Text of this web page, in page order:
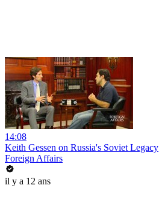
14:08
Keith Gessen on Russia's Soviet Legacy
Foreign Affairs
il y a 12 ans